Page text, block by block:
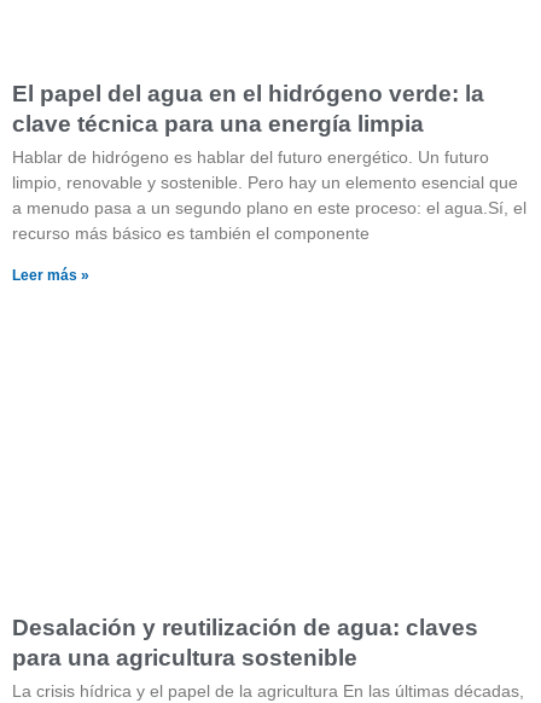
El papel del agua en el hidrógeno verde: la
clave técnica para una energía limpia
Hablar de hidrógeno es hablar del futuro energético. Un futuro
limpio, renovable y sostenible. Pero hay un elemento esencial que
a menudo pasa a un segundo plano en este proceso: el agua.Sí, el
recurso más básico es también el componente
Leer más »
Desalación y reutilización de agua: claves
para una agricultura sostenible
La crisis hídrica y el papel de la agricultura En las últimas décadas,